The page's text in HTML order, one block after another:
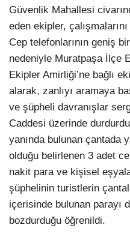
Güvenlik Mahallesi
eden ekipler,
Cep telefonlarının geniş
nedeniyle Muratpaşa İlçe
Ekipler Amirliği’ne bağlı
alarak, zanlıyı aramaya
ve şüpheli davranışlar
Caddesi üzerinde
yanında bulunan çantada
olduğu belirlenen 3 adet
nakit para ve kişisel
şüphelinin turistlerin
içerisinde bulunan parayı
bozdurduğu öğrenildi.